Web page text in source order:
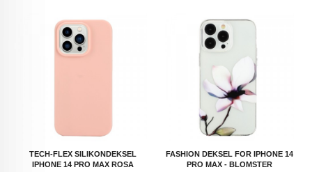
TECH-FLEX SILIKONDEKSEL
IPHONE 14 PRO MAX ROSA
FASHION DEKSEL FOR IPHONE 14
PRO MAX - BLOMSTER